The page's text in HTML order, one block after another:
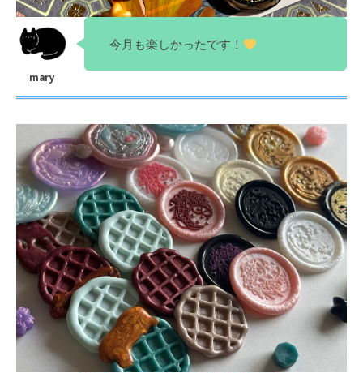
今月も楽しかったです！